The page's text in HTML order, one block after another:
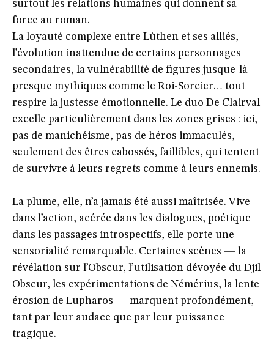
surtout les relations humaines qui donnent sa
force au roman.
La loyauté complexe entre Lùthen et ses alliés,
l’évolution inattendue de certains personnages
secondaires, la vulnérabilité de figures jusque-là
presque mythiques comme le Roi-Sorcier… tout
respire la justesse émotionnelle. Le duo De Clairval
excelle particulièrement dans les zones grises : ici,
pas de manichéisme, pas de héros immaculés,
seulement des êtres cabossés, faillibles, qui tentent
de survivre à leurs regrets comme à leurs ennemis.
La plume, elle, n’a jamais été aussi maîtrisée. Vive
dans l’action, acérée dans les dialogues, poétique
dans les passages introspectifs, elle porte une
sensorialité remarquable. Certaines scènes — la
révélation sur l’Obscur, l’utilisation dévoyée du Djil
Obscur, les expérimentations de Némérius, la lente
érosion de Lupharos — marquent profondément,
tant par leur audace que par leur puissance
tragique.